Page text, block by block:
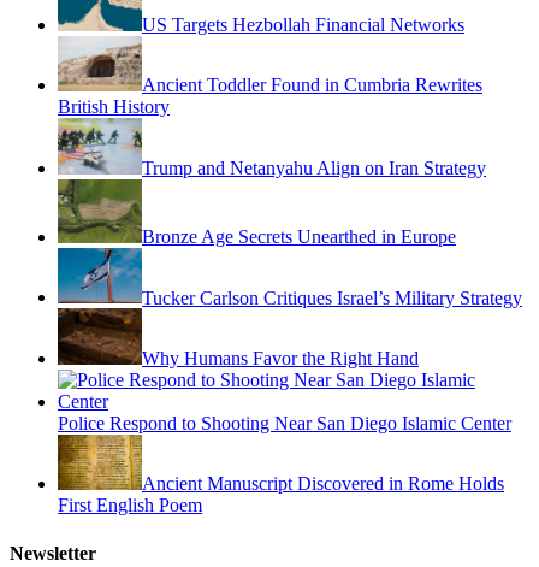
US Targets Hezbollah Financial Networks
Ancient Toddler Found in Cumbria Rewrites
British History
Trump and Netanyahu Align on Iran Strategy
Bronze Age Secrets Unearthed in Europe
Tucker Carlson Critiques Israel’s Military Strategy
Why Humans Favor the Right Hand
Police Respond to Shooting Near San Diego Islamic Center
Ancient Manuscript Discovered in Rome Holds
First English Poem
Newsletter